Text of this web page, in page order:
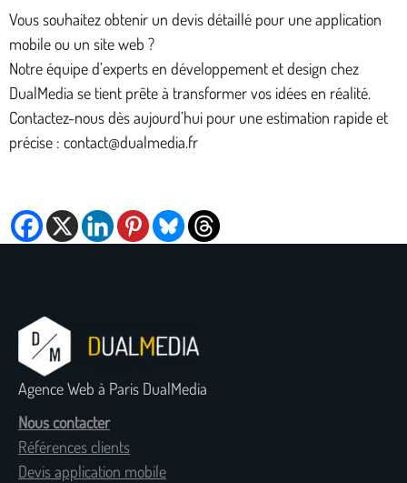
Vous souhaitez obtenir un devis détaillé pour une application
mobile ou un site web ?
Notre équipe d’experts en développement et design chez
DualMedia se tient prête à transformer vos idées en réalité.
Contactez-nous dès aujourd’hui pour une estimation rapide et
précise : contact@dualmedia.fr
Agence Web à Paris DualMedia
Nous contacter
Références clients
Devis application mobile